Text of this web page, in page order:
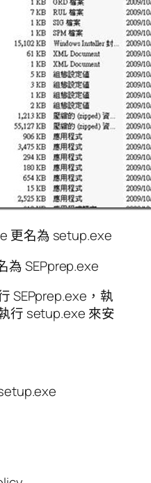
更名為 setup.exe
為 SEPprep.exe
SEPprep.exe，執
行 setup.exe 來安